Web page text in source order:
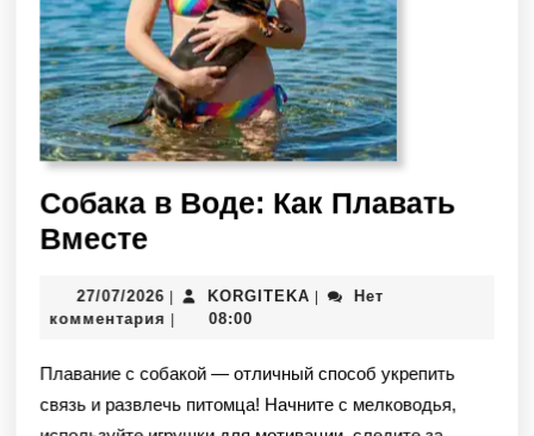
Собака в Воде: Как Плавать
Вместе
27/07/2026 | KORGITEKA |
Нет
комментария | 08:00
Плавание с собакой — отличный способ укрепить
связь и развлечь питомца! Начните с мелководья,